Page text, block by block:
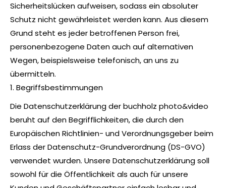
Sicherheitslücken aufweisen, sodass ein absoluter
Schutz nicht gewährleistet werden kann. Aus diesem
Grund steht es jeder betroffenen Person frei,
personenbezogene Daten auch auf alternativen
Wegen, beispielsweise telefonisch, an uns zu
übermitteln.
1. Begriffsbestimmungen
Die Datenschutzerklärung der buchholz photo&video
beruht auf den Begrifflichkeiten, die durch den
Europäischen Richtlinien- und Verordnungsgeber beim
Erlass der Datenschutz-Grundverordnung (DS-GVO)
verwendet wurden. Unsere Datenschutzerklärung soll
sowohl für die Öffentlichkeit als auch für unsere